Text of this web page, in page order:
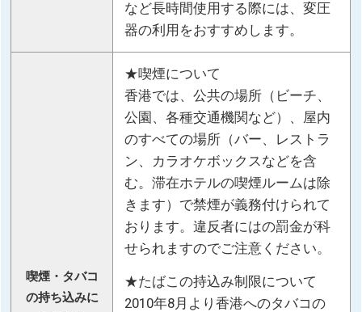
など長時間使用する際には、変圧
器の利用をおすすめします。
喫煙・タバコ
の持ち込みに
★喫煙について
香港では、公共の場所（ビーチ、
公園、各種交通機関など）、屋内
のすべての場所（バー、レストラ
ン、カラオケボックスなどを含
む。滞在ホテルの喫煙ルームは除
きます）で禁煙が義務付けられて
おります。違反者にはの罰金が科
せられますのでご注意ください。
★たばこの持込み制限について
2010年8月より香港へのタバコの